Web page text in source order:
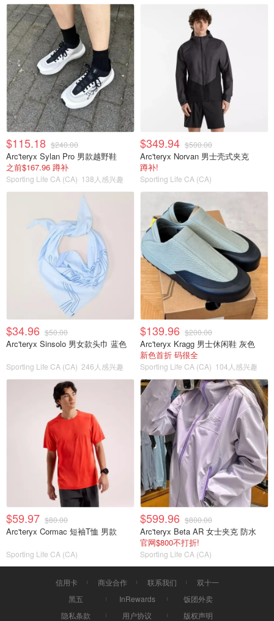
$115.18 $240.00
Arc'teryx Sylan Pro 男款越野鞋
之前$167.96 蹲补
Sporting Life CA (CA) 138人感兴趣
$349.94 $500.00
Arc'teryx Norvan 男士壳式夹克
蹲补!
Sporting Life CA (CA)
$34.96 $50.00
Arc'teryx Sinsolo 男女款头巾 蓝色
Sporting Life CA (CA) 246人感兴趣
$139.96 $200.00
Arc'teryx Kragg 男士休闲鞋 灰色
新色首折 码很全
Sporting Life CA (CA) 104人感兴趣
$59.97 $80.00
Arc'teryx Cormac 短袖T恤 男款
Sporting Life CA (CA)
$599.96 $800.00
Arc'teryx Beta AR 女士夹克 防水
官网$800不打折!
Sporting Life CA (CA)
信用卡 商业合作 联系我们
双十一
黑五
InRewards
饭团外卖
隐私条款
用户协议 版权声明